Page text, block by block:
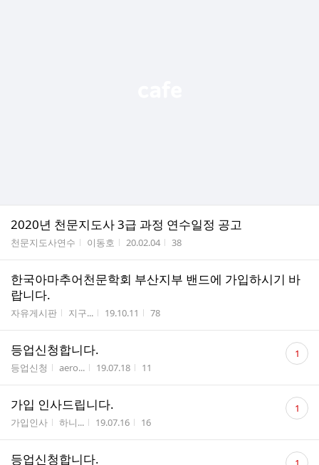
2020년 천문지도사 3급 과정 연수일정 공고
게시판명
천문지도사연수 작성자
이동호 작성시간
20.02.04 조회수
38
한국아마추어천문학회 부산지부 밴드에 가입하시기 바
랍니다.
게시판명
자유게시판 작성자
지구... 작성시간
19.10.11 조회수
78
등업신청합니다.
게시판명
등업신청 작성자
aero... 작성시간
19.07.18 조회수
11
댓
글 1
가입 인사드립니다.
게시판명
가입인사 작성자
하니... 작성시간
19.07.16 조회수
16
댓
글 1
등업신청합니다.
댓